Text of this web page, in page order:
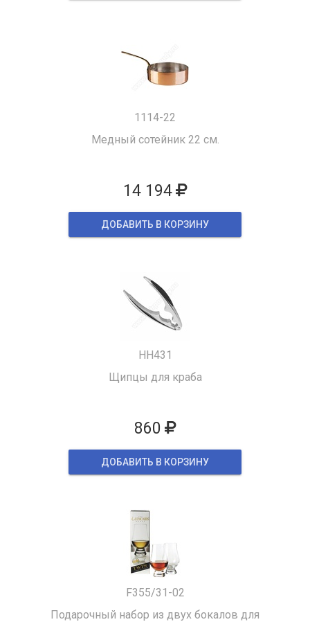
1114-22
Медный сотейник 22 см.
14 194
ДОБАВИТЬ В КОРЗИНУ
HH431
Щипцы для краба
860
ДОБАВИТЬ В КОРЗИНУ
F355/31-02
Подарочный набор из двух бокалов для